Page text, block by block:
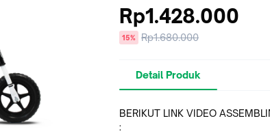
Rp1.428.000
diskon
15%
Harga
Rp1.680.000
Detail Produk
BERIKUT LINK VIDEO
: